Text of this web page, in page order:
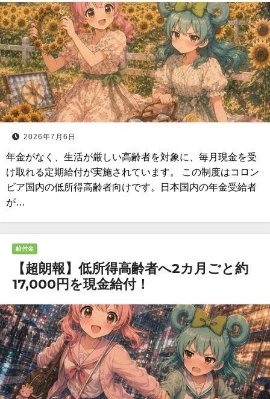
2026年7月6日
年金がなく、生活が厳しい高齢者を対象に、毎月現金を受
け取れる定期給付が実施されています。 この制度はコロン
ビア国内の低所得高齢者向けです。日本国内の年金受給者
が…
給付金
【超朗報】低所得高齢者へ2カ月ごと約
17,000円を現金給付！